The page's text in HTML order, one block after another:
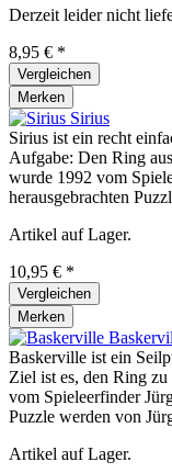
Derzeit leider nicht
8,95 € *
Vergleichen
Merken
Sirius
Sirius ist ein recht
Aufgabe: Den Ring
wurde 1992 vom
herausgebrachten
Artikel auf Lager.
10,95 € *
Vergleichen
Merken
Baskerville ist ein
Ziel ist es, den Ring
vom Spieleerfinder
Puzzle werden von
Artikel auf Lager.